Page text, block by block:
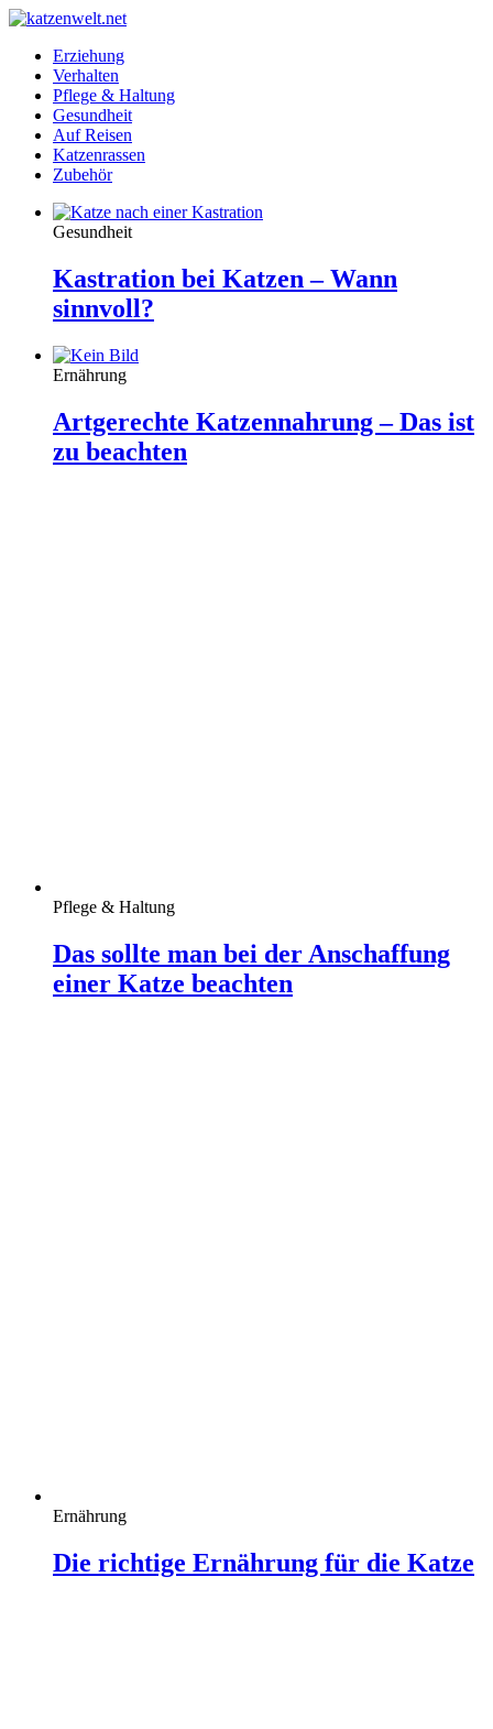
Erziehung
Verhalten
Pflege & Haltung
Gesundheit
Auf Reisen
Katzenrassen
Zubehör
Gesundheit
Kastration bei Katzen – Wann
sinnvoll?
Ernährung
Artgerechte Katzennahrung – Das ist
zu beachten
Pflege & Haltung
Das sollte man bei der Anschaffung
einer Katze beachten
Ernährung
Die richtige Ernährung für die Katze